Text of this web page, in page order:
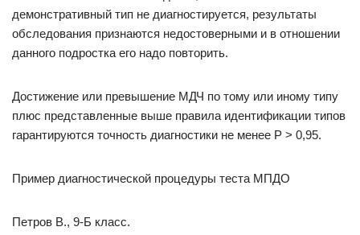
демонстративный тип не диагностируется, результаты
обследования признаются недостоверными и в отношении
данного подростка его надо повторить.
Достижение или превышение МДЧ по тому или иному типу
плюс представленные выше правила идентификации типов
гарантируются точность диагностики не менее Р > 0,95.
Пример диагностической процедуры теста МПДО
Петров В., 9-Б класс.